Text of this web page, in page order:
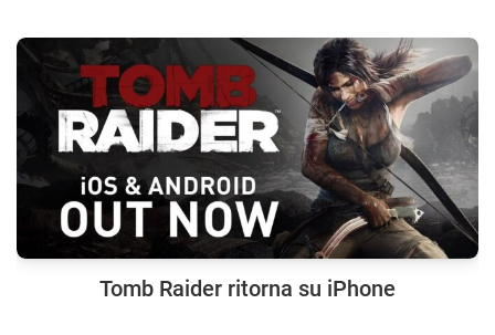
Tomb Raider ritorna su iPhone